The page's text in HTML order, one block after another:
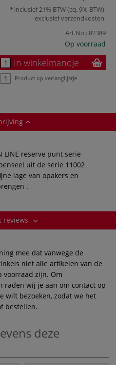
inclusief 21% BTW (cq. 9% BTW),
exclusiefverzendkosten.
Art.No.: 82389
Op voorraad
In winkelmandje
Product op verlanglijstje
LINE reserve punt serie
uit de serie 11002
lage van opakers en
.
reviews
mee dat vanwege de
niet alle artikelen van de
voorraad zijn. Om
raden wij je aan om contact op
wilt bezoeken, zodat we het
bestellen.
deze